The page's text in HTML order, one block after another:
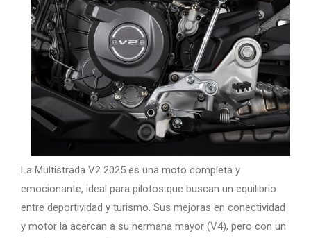
La Multistrada V2 2025 es una moto completa y
emocionante, ideal para pilotos que buscan un equilibrio
entre deportividad y turismo. Sus mejoras en conectividad
y motor la acercan a su hermana mayor (V4), pero con un